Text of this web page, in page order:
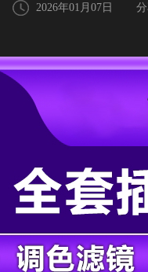
2026年01月07日